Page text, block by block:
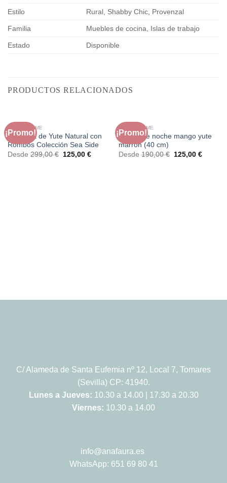
Estilo Rural, Shabby Chic, Provenzal
Familia Muebles de cocina, Islas de trabajo
Estado Disponible
PRODUCTOS RELACIONADOS
¡Promo!
FAURA HOME
Alfombra de Yute Natural con
Rombos Colección Sea Side
Desde 299,00€
El
precio
125,00 €El
¡Promo!
FAURA HOME
Mesita de noche mango yute
marrón (40 cm)
Desde 190,00€
El
precio
125,00 €El
C/ Alameda de Santa Eufemia nº 12, Local 7, Tomares
(Sevilla) CP: 41940.
Lunes a Jueves: 10.30 a 14.00 | 17.30 a 20.30
Viernes: 10.30 a 14.00
info@anafaura.es
WhatsApp: 651 69 80 41